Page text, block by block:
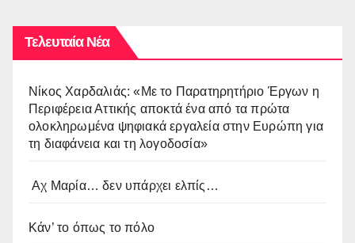
Τελευταία Νέα
Νίκος Χαρδαλιάς: «Με το Παρατηρητήριο Έργων η
Περιφέρεια Αττικής αποκτά ένα από τα πρώτα
ολοκληρωμένα ψηφιακά εργαλεία στην Ευρώπη για
τη διαφάνεια και τη λογοδοσία»
Αχ Μαρία… δεν υπάρχει ελπίς…
Κάν’ το όπως το πόλο